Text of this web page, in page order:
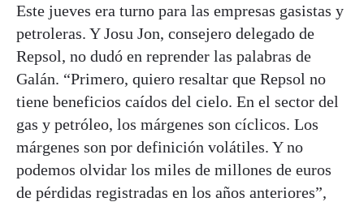
Este jueves era turno para las empresas gasistas y
petroleras. Y Josu Jon, consejero delegado de
Repsol, no dudó en reprender las palabras de
Galán. “Primero, quiero resaltar que Repsol no
tiene beneficios caídos del cielo. En el sector del
gas y petróleo, los márgenes son cíclicos. Los
márgenes son por definición volátiles. Y no
podemos olvidar los miles de millones de euros
de pérdidas registradas en los años anteriores”,